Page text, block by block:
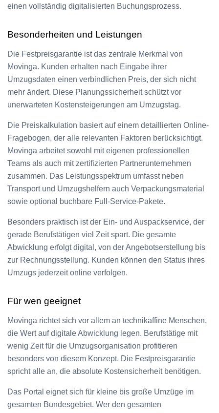
einen vollständig digitalisierten Buchungsprozess.
Besonderheiten und Leistungen
Die Festpreisgarantie ist das zentrale Merkmal von
Movinga. Kunden erhalten nach Eingabe ihrer
Umzugsdaten einen verbindlichen Preis, der sich nicht
mehr ändert. Diese Planungssicherheit schützt vor
unerwarteten Kostensteigerungen am Umzugstag.
Die Preiskalkulation basiert auf einem detaillierten Online-
Fragebogen, der alle relevanten Faktoren berücksichtigt.
Movinga arbeitet sowohl mit eigenen professionellen
Teams als auch mit zertifizierten Partnerunternehmen
zusammen. Das Leistungsspektrum umfasst neben
Transport und Umzugshelfern auch Verpackungsmaterial
sowie optional buchbare Full-Service-Pakete.
Besonders praktisch ist der Ein- und Auspackservice, der
gerade Berufstätigen viel Zeit spart. Die gesamte
Abwicklung erfolgt digital, von der Angebotserstellung bis
zur Rechnungsstellung. Kunden können den Status ihres
Umzugs jederzeit online verfolgen.
Für wen geeignet
Movinga richtet sich vor allem an technikaffine Menschen,
die Wert auf digitale Abwicklung legen. Berufstätige mit
wenig Zeit für die Umzugsorganisation profitieren
besonders von diesem Konzept. Die Festpreisgarantie
spricht alle an, die absolute Kostensicherheit benötigen.
Das Portal eignet sich für kleine bis große Umzüge im
gesamten Bundesgebiet. Wer den gesamten